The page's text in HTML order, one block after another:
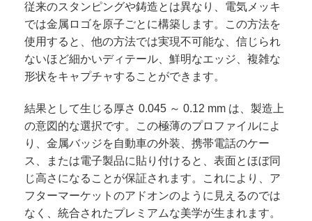
従来のスタンピングや鋳造とは異なり、電気メッキ
では金属ロゴを原子ごとに構築します。この方法を
使用すると、他の方法では実現不可能な、信じられ
ないほど細かいディテール、鮮明なエッジ、複雑な
形状をキャプチャすることができます。
結果として生じる厚さ 0.045 ～ 0.12 mm は、製造上
の意図的な選択です。この極薄のプロファイルによ
り、金属バッジを自動車の外装、携帯電話のケー
ス、または電子製品に貼り付けると、表面とほぼ同
じ高さになることが保証されます。これにより、ア
フターマーケットのアドオンのように見えるのでは
なく、統合されたプレミアムな美学が生まれます。